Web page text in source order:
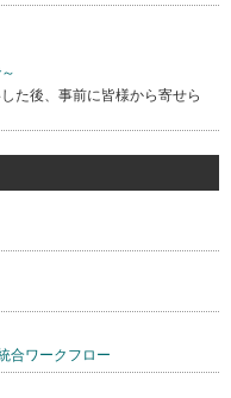
た後、事前に皆様から寄せら
合ワークフロー